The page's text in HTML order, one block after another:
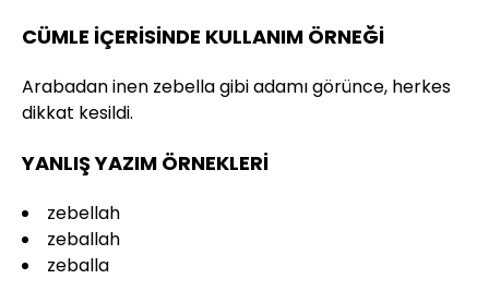
CÜMLE İÇERİSİNDE KULLANIM ÖRNEĞİ
Arabadan inen zebella gibi adamı görünce, herkes
dikkat kesildi.
YANLIŞ YAZIM ÖRNEKLERİ
zebellah
zeballah
zeballa